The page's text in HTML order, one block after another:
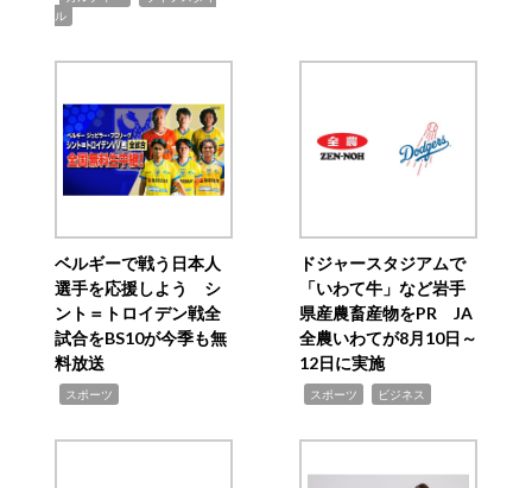
ル
ベルギーで戦う日本人
選手を応援しよう シ
ント＝トロイデン戦全
試合をBS10が今季も無
料放送
スポーツ
ドジャースタジアムで
「いわて牛」など岩手
県産農畜産物をPR JA
全農いわてが8月10日～
12日に実施
スポーツ ビジネス